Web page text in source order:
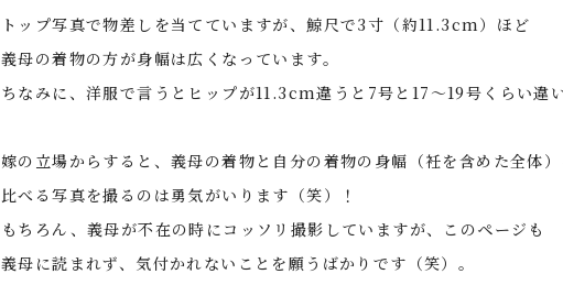
トップ写真で物差しを当てていますが、鯨尺で3寸（約11.3cm）ほど
義母の着物の方が身幅は広くなっています。
ちなみに、洋服で言うとヒップが11.3cm違うと7号と17～19号くらい違
嫁の立場からすると、義母の着物と自分の着物の身幅（衽を含めた全体
比べる写真を撮るのは勇気がいります（笑）！
もちろん、義母が不在の時にコッソリ撮影していますが、このページも
義母に読まれず、気付かれないことを願うばかりです（笑）。